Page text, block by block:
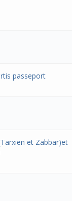
passeport
et Zabbar)et